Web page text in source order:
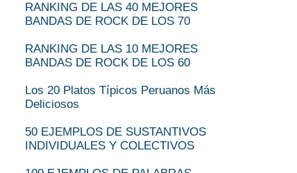
RANKING DE LAS 40 MEJORES
BANDAS DE ROCK DE LOS 70
RANKING DE LAS 10 MEJORES
BANDAS DE ROCK DE LOS 60
Los 20 Platos Típicos Peruanos Más
Deliciosos
50 EJEMPLOS DE SUSTANTIVOS
INDIVIDUALES Y COLECTIVOS